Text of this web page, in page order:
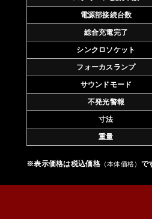
電源部接続台数
総合充電完了
シンクロソケット
フォーカスランプ
サウンドモード
不発光警報
寸法
重量
※表示価格は税込価格（本体価格） で